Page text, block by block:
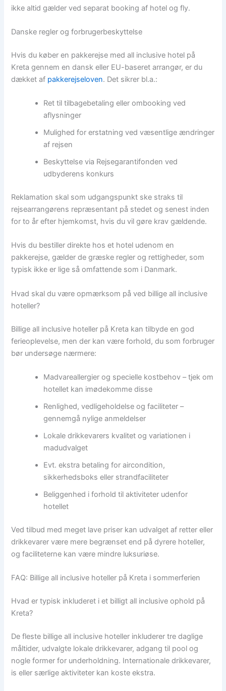
ikke altid gælder ved separat booking af hotel og fly.
Danske regler og forbrugerbeskyttelse
Hvis du køber en pakkerejse med all inclusive hotel på
Kreta gennem en dansk eller EU-baseret arrangør, er du
dækket af pakkerejseloven. Det sikrer bl.a.:
Ret til tilbagebetaling eller ombooking ved
aflysninger
Mulighed for erstatning ved væsentlige ændringer
af rejsen
Beskyttelse via Rejsegarantifonden ved
udbyderens konkurs
Reklamation skal som udgangspunkt ske straks til
rejsearrangørens repræsentant på stedet og senest inden
for to år efter hjemkomst, hvis du vil gøre krav gældende.
Hvis du bestiller direkte hos et hotel udenom en
pakkerejse, gælder de græske regler og rettigheder, som
typisk ikke er lige så omfattende som i Danmark.
Hvad skal du være opmærksom på ved billige all inclusive
hoteller?
Billige all inclusive hoteller på Kreta kan tilbyde en god
ferieoplevelse, men der kan være forhold, du som forbruger
bør undersøge nærmere:
Madvareallergier og specielle kostbehov – tjek om
hotellet kan imødekomme disse
Renlighed, vedligeholdelse og faciliteter –
gennemgå nylige anmeldelser
Lokale drikkevarers kvalitet og variationen i
madudvalget
Evt. ekstra betaling for aircondition,
sikkerhedsboks eller strandfaciliteter
Beliggenhed i forhold til aktiviteter udenfor
hotellet
Ved tilbud med meget lave priser kan udvalget af retter eller
drikkevarer være mere begrænset end på dyrere hoteller,
og faciliteterne kan være mindre luksuriøse.
FAQ: Billige all inclusive hoteller på Kreta i sommerferien
Hvad er typisk inkluderet i et billigt all inclusive ophold på
Kreta?
De fleste billige all inclusive hoteller inkluderer tre daglige
måltider, udvalgte lokale drikkevarer, adgang til pool og
nogle former for underholdning. Internationale drikkevarer,
is eller særlige aktiviteter kan koste ekstra.